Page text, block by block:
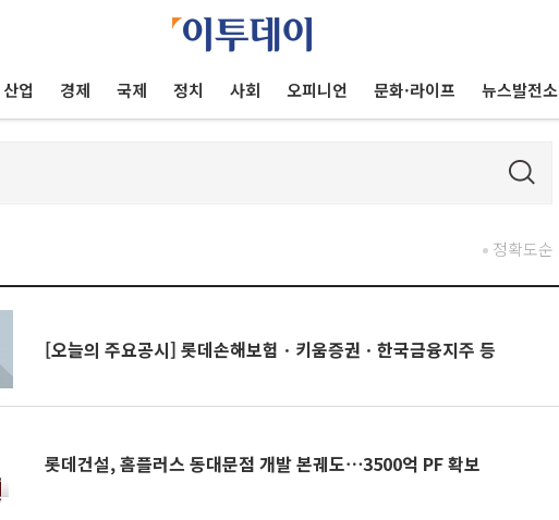
산업 경제 국제 정치 사회 오피니언 문화·라이프 뉴스발전소
정확도순
[오늘의 주요공시] 롯데손해보험ㆍ키움증권ㆍ한국금융지주 등
롯데건설, 홈플러스 동대문점 개발 본궤도⋯3500억 PF 확보